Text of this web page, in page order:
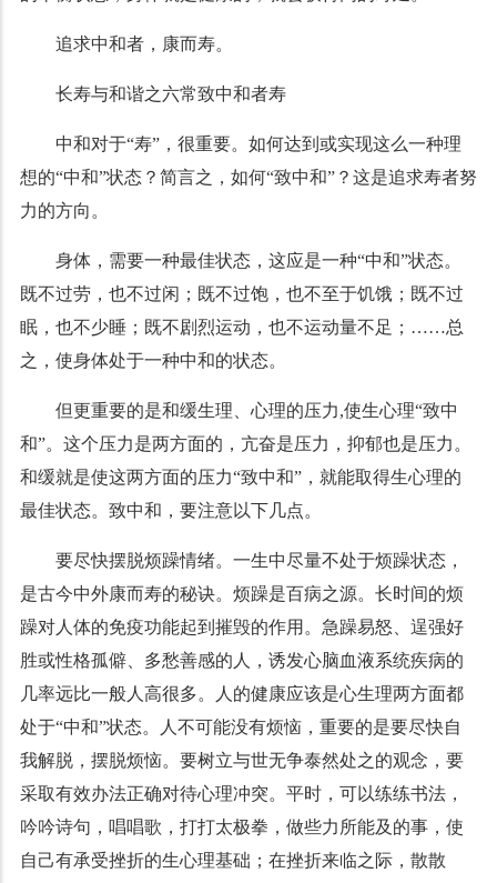
追求中和者，康而寿。
长寿与和谐之六常致中和者寿
中和对于“寿”，很重要。如何达到或实现这么一种理
想的“中和”状态？简言之，如何“致中和”？这是追求寿者努
力的方向。
身体，需要一种最佳状态，这应是一种“中和”状态。
既不过劳，也不过闲；既不过饱，也不至于饥饿；既不过
眠，也不少睡；既不剧烈运动，也不运动量不足；……总
之，使身体处于一种中和的状态。
但更重要的是和缓生理、心理的压力,使生心理“致中
和”。这个压力是两方面的，亢奋是压力，抑郁也是压力。
和缓就是使这两方面的压力“致中和”，就能取得生心理的
最佳状态。致中和，要注意以下几点。
要尽快摆脱烦躁情绪。一生中尽量不处于烦躁状态，
是古今中外康而寿的秘诀。烦躁是百病之源。长时间的烦
躁对人体的免疫功能起到摧毁的作用。急躁易怒、逞强好
胜或性格孤僻、多愁善感的人，诱发心脑血液系统疾病的
几率远比一般人高很多。人的健康应该是心生理两方面都
处于“中和”状态。人不可能没有烦恼，重要的是要尽快自
我解脱，摆脱烦恼。要树立与世无争泰然处之的观念，要
采取有效办法正确对待心理冲突。平时，可以练练书法，
吟吟诗句，唱唱歌，打打太极拳，做些力所能及的事，使
自己有承受挫折的生心理基础；在挫折来临之际，散散